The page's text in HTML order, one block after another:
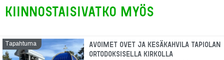
Kiinnostaisivatko myös
Tapahtuma
Avoimet ovet ja kesäkahvila Tapiolan
ortodoksisella kirkolla